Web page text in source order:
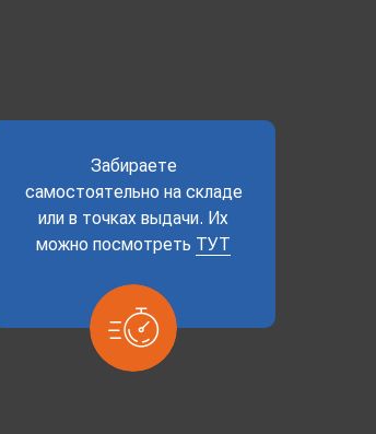
Забираете
самостоятельно на складе
или в точках выдачи. Их
можно посмотреть ТУТ